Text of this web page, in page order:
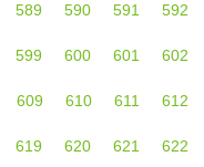
589 590 591 592
599 600 601 602
609 610 611 612
619 620 621 622